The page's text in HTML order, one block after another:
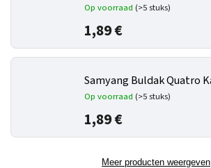
Op voorraad (>5 stuks)
1,89 €
Samyang Buldak Quatro
Op voorraad (>5 stuks)
1,89 €
Meer producten weergeven